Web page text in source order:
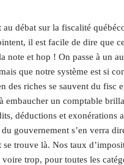
débat sur la fiscalité
il est facile de dire que
note et hop ! On passe à un
que notre système est si
des riches se sauvent du fisc
embaucher un comptable
déductions et exonérations
gouvernement s’en verra
trouve là. Nos taux
trop, pour toutes les